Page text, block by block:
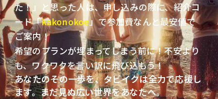
た！」と思った人は、申し込みの際に、紹介コ
ード「kakonokoe」で参加費なんと最安値で
ご案内！
希望のプランが埋まってしまう前に！不安より
も、ワクワクを言い訳に飛び込もう！
あなたのその一歩を、タビイクは全力で応援し
ます。まだ見ぬ広い世界をあなたへ。